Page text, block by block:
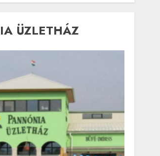
ÜZLETHÁZ